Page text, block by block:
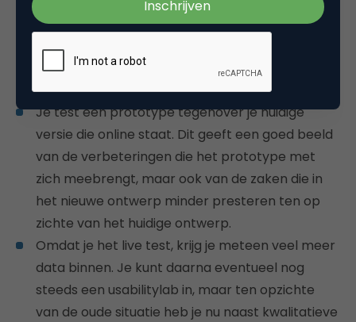
De voordelen van bovenstaande
werkwijze
Je bent minder tijd kwijt met het bouwen van
een kostbaar stand alone prototype
Je test een prototype tegenover je huidige
versie die online staat. Dit geeft een goed beeld
van de verbeteringen die het prototype met
zich meebrengt, maar ook van de zaken die in
het nieuwe ontwerp minder presteren ten op
zichte van het huidige ontwerp.
Omdat je het live test, krijg je meteen veel meer
data binnen. Je kunt daarna eventueel nog
steeds een usabilitylab in, maar ten opzichte
van de oude situatie heb je nu naast kwalitatieve